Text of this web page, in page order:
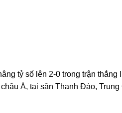
tỷ số lên 2-0 trong trận
Á, tại sân Thanh Đảo, Trung